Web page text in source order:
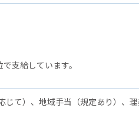
支給しています。
じて）、地域手当（規定あり）、